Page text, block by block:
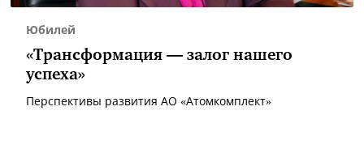
Юбилей
«Трансформация — залог нашего
успеха»
Перспективы развития АО «Атомкомплект»